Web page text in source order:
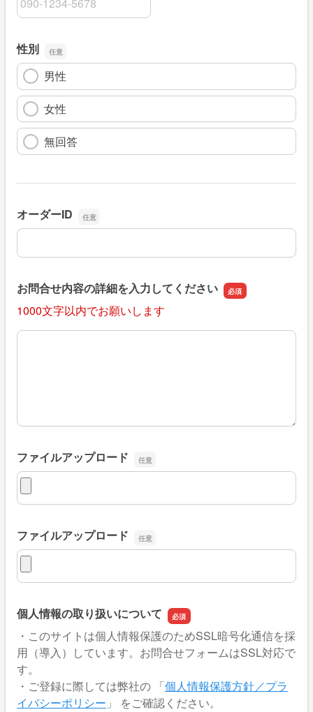
性別
男性
女性
無回答
オーダーID
オーダーID
お問合せ内容の詳細を入力してください
1000文字以内でお願いします
お問合せ内容の詳細を入力してください
ファイルアップロード
ファイルアップロード
ファイルアップロード
ファイルアップロード
個人情報の取り扱いについて
・このサイトは個人情報保護のためSSL暗号化通信を採
用（導入）しています。お問合せフォームはSSL対応で
す。
・ご登録に際しては弊社の 「個人情報保護方針／プラ
イバシーポリシー 」 をご確認ください。